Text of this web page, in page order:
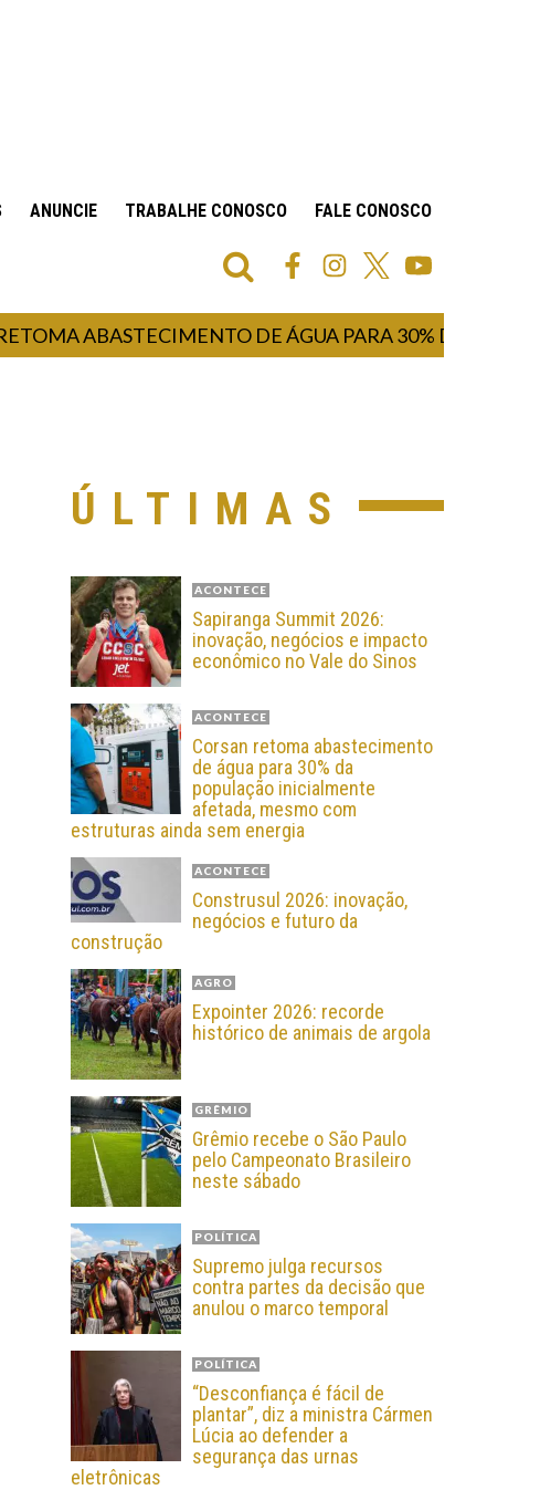
ANUNCIE TRABALHE CONOSCO FALE CONOSCO
ABASTECIMENTO DE ÁGUA PARA 30% DA
ÚLTIMAS
ACONTECE
Sapiranga Summit 2026:
inovação, negócios e impacto
econômico no Vale do Sinos
ACONTECE
Corsan retoma abastecimento
de água para 30% da
população inicialmente
afetada, mesmo com
estruturas ainda sem energia
ACONTECE
Construsul 2026: inovação,
negócios e futuro da
construção
AGRO
Expointer 2026: recorde
histórico de animais de argola
GRÊMIO
Grêmio recebe o São Paulo
pelo Campeonato Brasileiro
neste sábado
POLÍTICA
Supremo julga recursos
contra partes da decisão que
anulou o marco temporal
POLÍTICA
“Desconfiança é fácil de
plantar”, diz a ministra Cármen
Lúcia ao defender a
segurança das urnas
eletrônicas